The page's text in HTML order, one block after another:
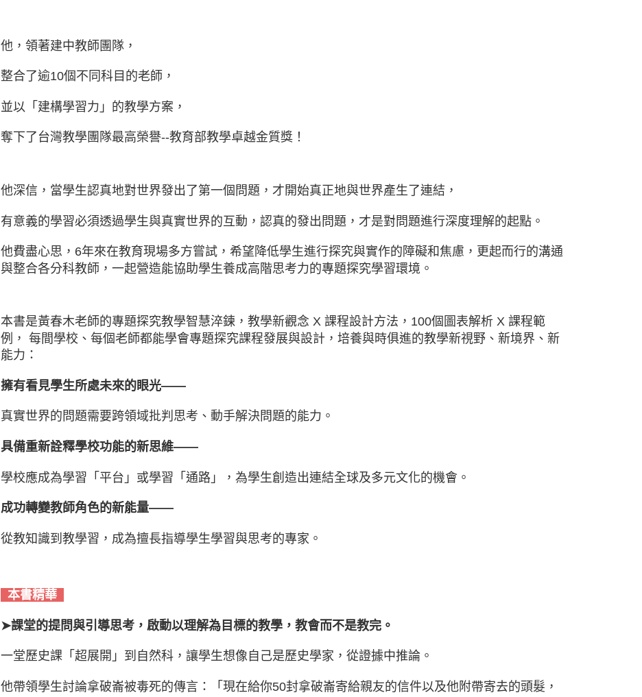
他，領著建中教師團隊，
整合了逾10個不同科目的老師，
並以「建構學習力」的教學方案，
奪下了台灣教學團隊最高榮譽--教育部教學卓越金質獎！
他深信，當學生認真地對世界發出了第一個問題，才開始真正地與世界產生了連結，
有意義的學習必須透過學生與真實世界的互動，認真的發出問題，才是對問題進行深度理解的起點。
他費盡心思，6年來在教育現場多方嘗試，希望降低學生進行探究與實作的障礙和焦慮，更起而行的溝通
與整合各分科教師，一起營造能協助學生養成高階思考力的專題探究學習環境。
本書是黃春木老師的專題探究教學智慧淬鍊，教學新觀念 X 課程設計方法， 100個圖表解析 X 課程範
例，每間學校、每個老師都能學會專題探究課程發展與設計，培養與時俱進的教學新視野、新境界、新
能力：
擁有看見學生所處未來的眼光——
真實世界的問題需要跨領域批判思考、動手解決問題的能力。
具備重新詮釋學校功能的新思維——
學校應成為學習「平台」或學習「通路」，為學生創造出連結全球及多元文化的機會。
成功轉變教師角色的新能量——
從教知識到教學習，成為擅長指導學生學習與思考的專家。
本書精華
➤課堂的提問與引導思考，啟動以理解為目標的教學，教會而不是教完。
一堂歷史課「超展開」到自然科，讓學生想像自己是歷史學家，從證據中推論。
他帶領學生討論拿破崙被毒死的傳言：「現在給你50封拿破崙寄給親友的信件以及他附帶寄去的頭髮，